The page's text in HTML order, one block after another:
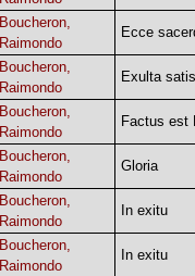
Boucheron,
Raimondo
Ecce
Boucheron,
Raimondo
Exulta
Boucheron,
Raimondo
Factus est
Boucheron,
Raimondo
Gloria
Boucheron,
Raimondo
In exitu
Boucheron,
Raimondo
In exitu